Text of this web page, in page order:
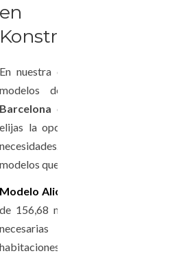
en
Konstruktions?
En nuestra empresa te ofrecemos
modelos de
Barcelonao casas modulares, para
elijas la opción que más se adapte
necesidades. Hablamos de dos
modelos que podemos ofrecerte:
Modelo Alice
de 156,68 m2 construidos e
necesarias y en su interior
habitaciones, dos baños, salón-